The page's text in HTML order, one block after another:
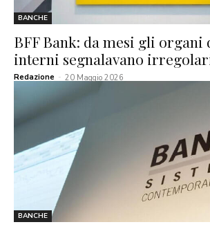
BANCHE
BFF Bank: da mesi gli
interni segnalavano
Redazione - 20 Maggio 2026
BANCHE